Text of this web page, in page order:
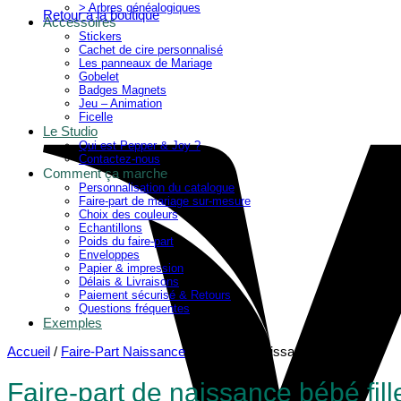
Retour à la boutique
> Arbres généalogiques
Accessoires
Stickers
Cachet de cire personnalisé
Les panneaux de Mariage
Gobelet
Badges Magnets
Jeu – Animation
Ficelle
Le Studio
Qui est Pepper & Joy ?
Contactez-nous
Comment ça marche
Personnalisation du catalogue
Faire-part de mariage sur-mesure
Choix des couleurs
Echantillons
Poids du faire-part
Enveloppes
Papier & impression
Délais & Livraisons
Paiement sécurisé & Retours
Questions fréquentes
Exemples
Accueil / Faire-Part Naissance Faire-part naissance fille
Faire-part de naissance bébé